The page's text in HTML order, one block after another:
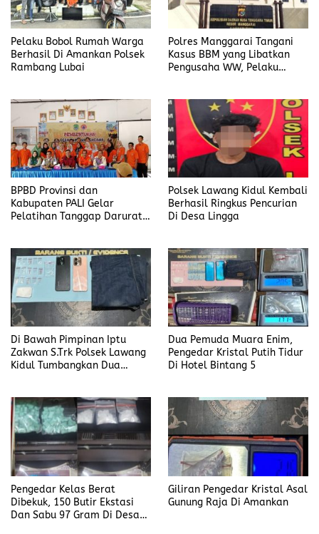
Pelaku Bobol Rumah Warga
Berhasil Di Amankan Polsek
Rambang Lubai
Polres Manggarai Tangani
Kasus BBM yang Libatkan
Pengusaha WW, Pelaku
BPBD Provinsi dan
Kabupaten PALI Gelar
Pelatihan Tanggap Darurat
Polsek Lawang Kidul Kembali
Berhasil Ringkus Pencurian
Di Desa Lingga
Di Bawah Pimpinan Iptu
Zakwan S.Trk Polsek Lawang
Kidul Tumbangkan Dua
Dua Pemuda Muara Enim,
Pengedar Kristal Putih Tidur
Di Hotel Bintang 5
Pengedar Kelas Berat
Dibekuk, 150 Butir Ekstasi
Dan Sabu 97 Gram Di Desa
Giliran Pengedar Kristal Asal
Gunung Raja Di Amankan